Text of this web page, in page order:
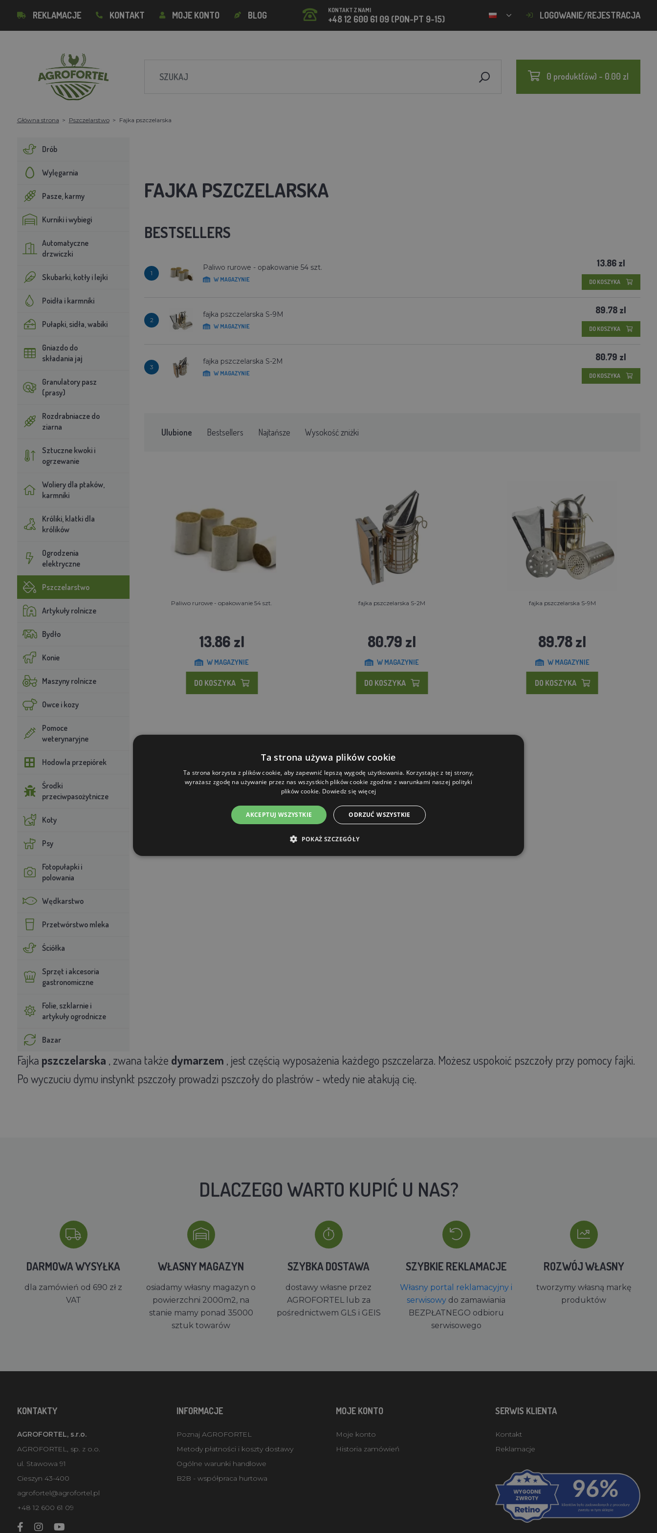
REKLAMACJE KONTAKT MOJE KONTO BLOG KONTAKT Z NAMI
+48 12 600 61 09 (PON-PT 9-15) LOGOWANIE/REJESTRACJA
0 produkt(ów) - 0.00 zl
Główna strona Pszczelarstwo Fajka pszczelarska
Drób
Wylęgarnia
Pasze, karmy
Kurniki i wybiegi
Automatyczne
drzwiczki
Skubarki, kotły i lejki
Poidła i karmniki
Pułapki, sidła, wabiki
Gniazdo do
składania jaj
Granulatory pasz
(prasy)
Rozdrabniacze do
ziarna
Sztuczne kwoki i
ogrzewanie
Woliery dla ptaków,
karmniki
Króliki, klatki dla
królików
Ogrodzenia
elektryczne
Pszczelarstwo
Artykuły rolnicze
Bydło
Konie
Maszyny rolnicze
Owce i kozy
Pomoce
weterynaryjne
Hodowla przepiórek
Środki
przeciwpasożytnicze
Koty
Psy
Fotopułapki i
polowania
Wędkarstwo
Przetwórstwo mleka
Ściółka
Sprzęt i akcesoria
gastronomiczne
Folie, szklarnie i
artykuły ogrodnicze
Bazar
FAJKA PSZCZELARSKA
BESTSELLERS
1
Paliwo rurowe - opakowanie 54 szt.
W MAGAZYNIE
13.86 zl
DO KOSZYKA
2
fajka pszczelarska S-9M
W MAGAZYNIE
89.78 zl
DO KOSZYKA
3
fajka pszczelarska S-2M
W MAGAZYNIE
80.79 zl
DO KOSZYKA
Ulubione Bestsellers Najtańsze Wysokość zniżki
Paliwo rurowe - opakowanie 54 szt.
13.86 zl
W MAGAZYNIE
DO KOSZYKA
fajka pszczelarska S-2M
80.79 zl
W MAGAZYNIE
DO KOSZYKA
fajka pszczelarska S-9M
89.78 zl
W MAGAZYNIE
DO KOSZYKA
Fajka pszczelarska , zwana także dymarzem , jest częścią wyposażenia każdego pszczelarza. Możesz uspokoić pszczoły przy pomocy fajki.
Po wyczuciu dymu instynkt pszczoły prowadzi pszczoły do plastrów - wtedy nie atakują cię.
DLACZEGO WARTO KUPIĆ U NAS?
DARMOWA WYSYŁKA
dla zamówień od 690 zł z
VAT
WŁASNY MAGAZYN
osiadamy własny magazyn o
powierzchni 2000m2, na
stanie mamy ponad 35000
sztuk towarów
SZYBKA DOSTAWA
dostawy własne przez
AGROFORTEL lub za
pośrednictwem GLS i GEIS
SZYBKIE REKLAMACJE
Własny portal reklamacyjny i
serwisowy do zamawiania
BEZPŁATNEGO odbioru
serwisowego
ROZWÓJ WŁASNY
tworzymy własną markę
produktów
KONTAKTY
AGROFORTEL, s.r.o.
AGROFORTEL, sp. z o.o.
ul. Stawowa 91
Cieszyn 43-400
agrofortel@agrofortel.pl
+48 12 600 61 09
INFORMACJE
Poznaj AGROFORTEL
Metody płatności i koszty dostawy
Ogólne warunki handlowe
B2B - współpraca hurtowa
MOJE KONTO
Moje konto
Historia zamówień
SERWIS KLIENTA
Kontakt
Reklamacje
Ta strona używa plików cookie
Ta strona korzysta z plików cookie, aby zapewnić lepszą wygodę użytkowania. Korzystając z tej strony,
wyrażasz zgodę na używanie przez nas wszystkich plików cookie zgodnie z warunkami naszej polityki
plików cookie. Dowiedz się więcej
AKCEPTUJ WSZYSTKIE ODRZUĆ WSZYSTKIE
POKAŻ SZCZEGÓŁY